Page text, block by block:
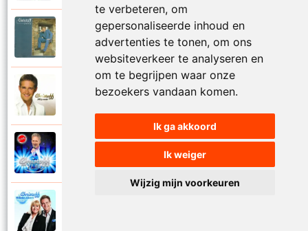
te verbeteren, om
gepersonaliseerde inhoud en
advertenties te tonen, om ons
websiteverkeer te analyseren en
om te begrijpen waar onze
bezoekers vandaan komen.
Ik ga akkoord
Ik weiger
Wijzig mijn voorkeuren
Christoff
Mijn plaats is bij jou
Christoff
Christoff